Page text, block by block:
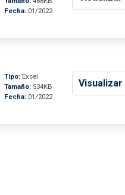
Fecha: 01/2022
Tipo: Excel
Tamaño: 534KB
Fecha: 01/2022
Visualizar